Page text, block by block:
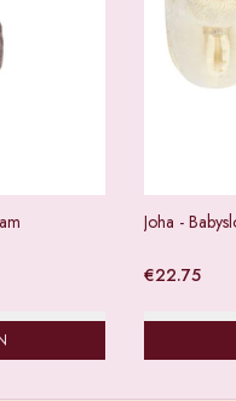
Joha -
€22.75